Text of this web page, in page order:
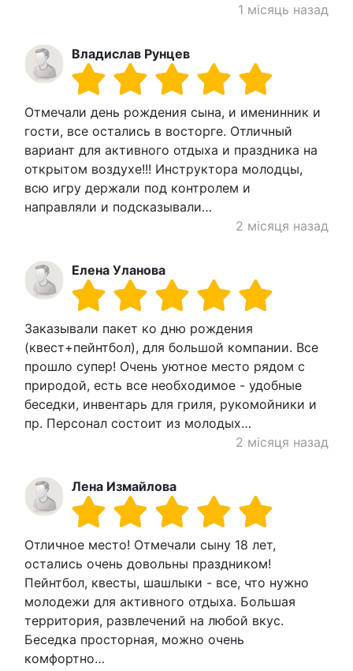
1 місяць назад
Владислав Ρунцев
Отмечали день рождения сына, и именинник и
гости, все остались в восторге. Отличный
вариант для активного отдыха и праздника на
открытом воздухе!!! Инструктора молодцы,
всю игру держали под контролем и
направляли и подсказывали…
2 місяця назад
Елена Уланова
Заказывали пакет ко дню рождения
(квест+пейнтбол), для большой компании. Все
прошло супер! Очень уютное место рядом с
природой, есть все необходимое - удобные
беседки, инвентарь для гриля, рукомойники и
пр. Персонал состоит из молодых…
2 місяця назад
Лена Измайлова
Отличное место! Отмечали сыну 18 лет,
остались очень довольны праздником!
Пейнтбол, квесты, шашлыки - все, что нужно
молодежи для активного отдыха. Большая
территория, развлечений на любой вкус.
Беседка просторная, можно очень
комфортно…